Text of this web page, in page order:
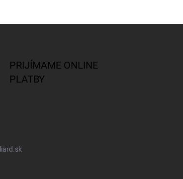
PRIJÍMAME ONLINE
PLATBY